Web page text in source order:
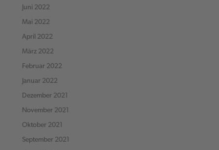
Juni 2022
Mai 2022
April 2022
März 2022
Februar 2022
Januar 2022
Dezember 2021
November 2021
Oktober 2021
September 2021